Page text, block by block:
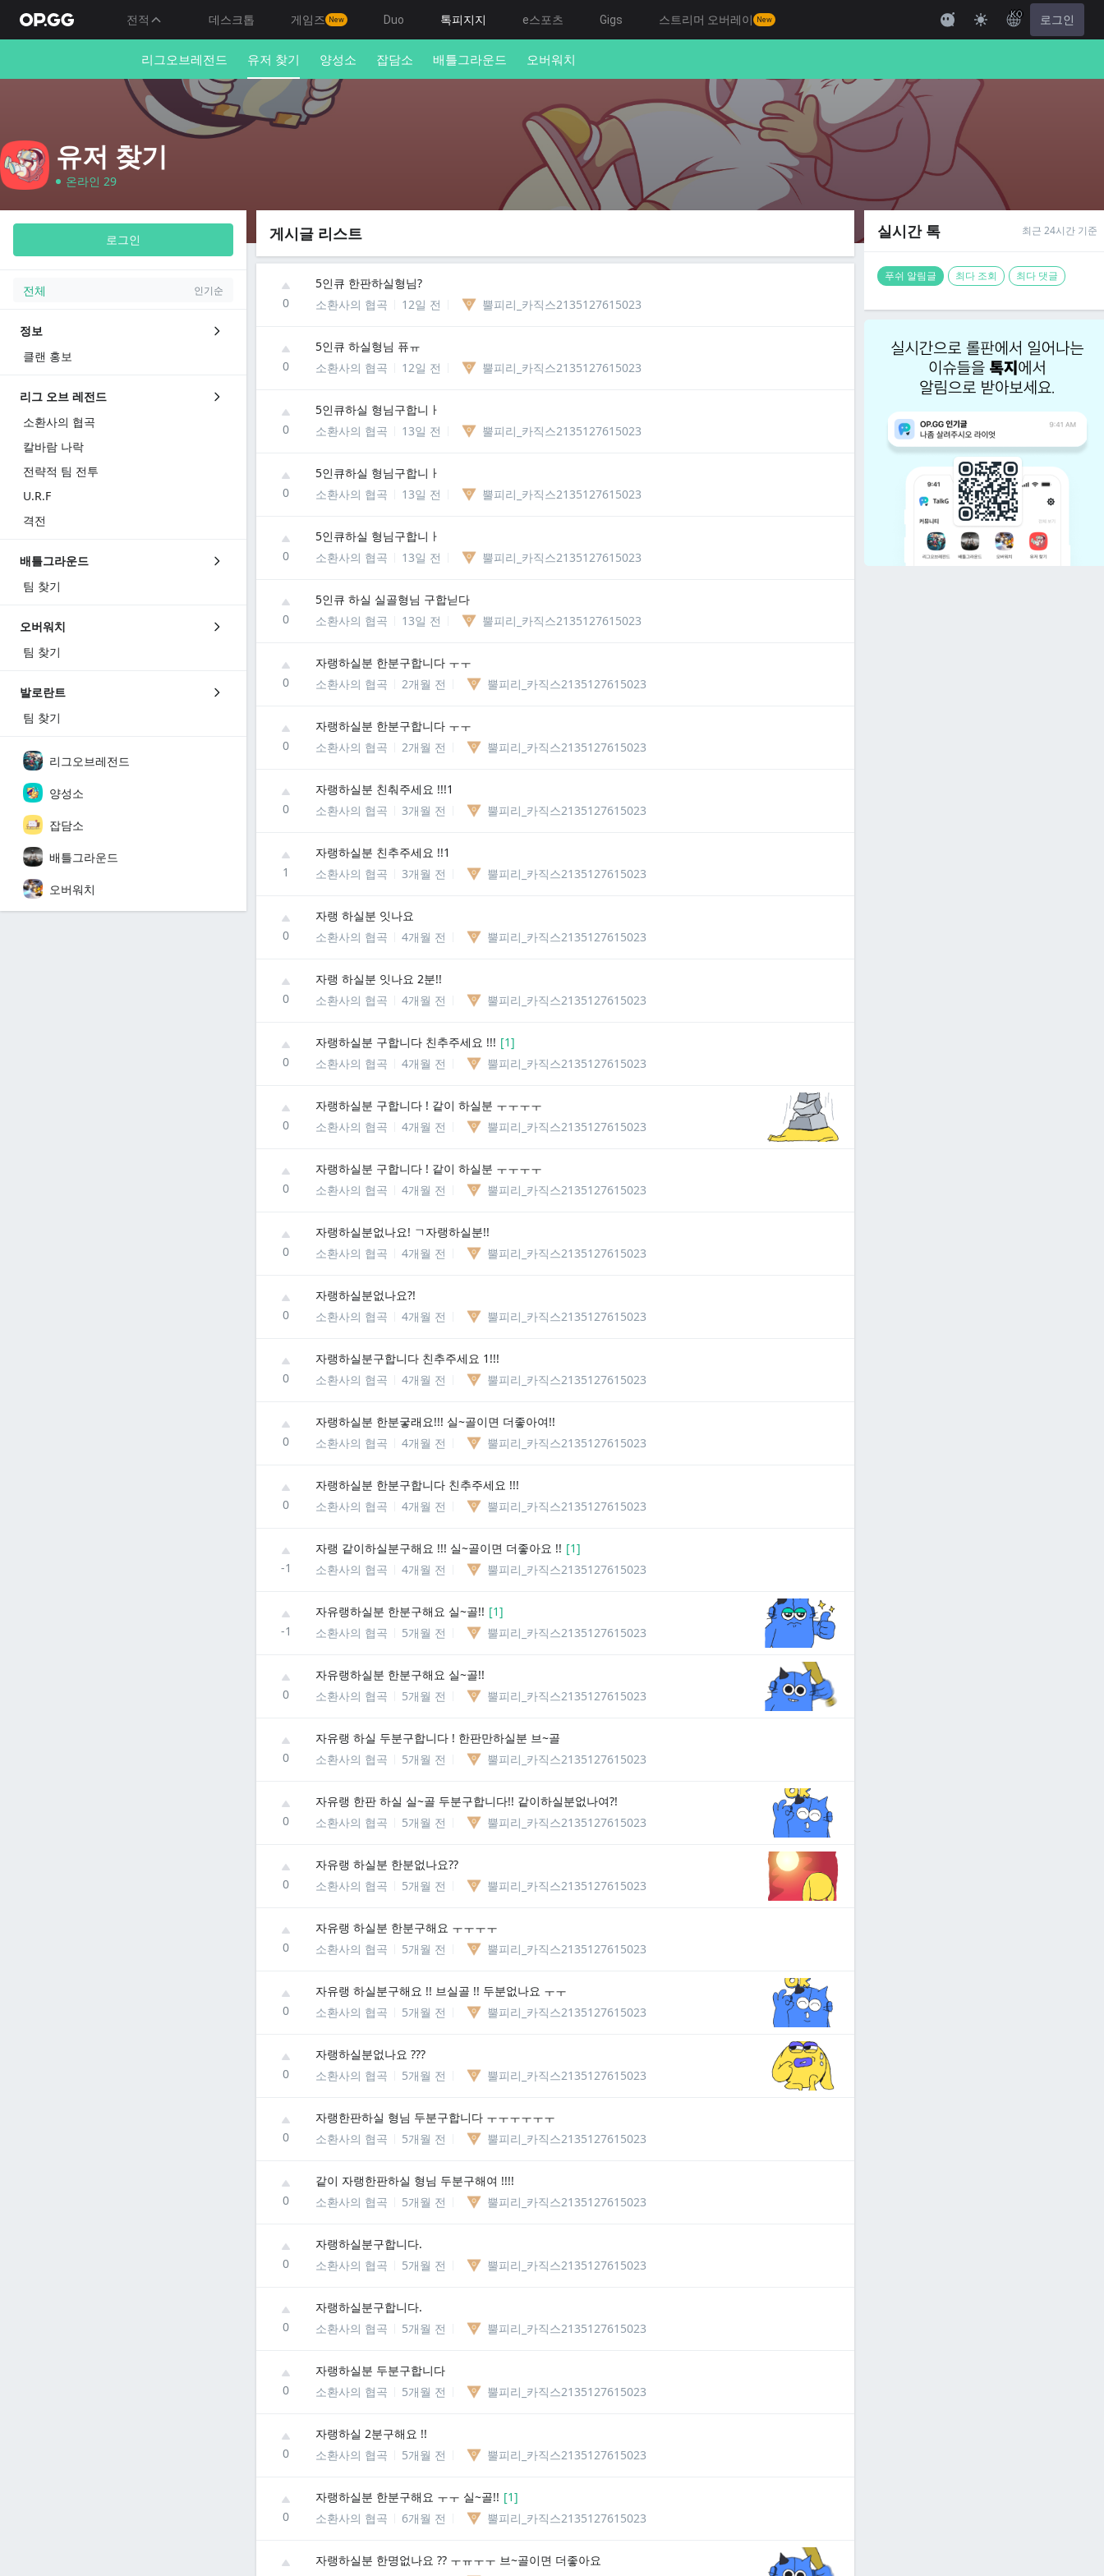
전적 데스크톱 게임즈 New Duo 톡피지지 e스포츠 Gigs 스트리머 오버레이 New
KO 로그인
리그오브레전드 유저 찾기 양성소 잡담소 배틀그라운드 오버워치
유저 찾기
온라인 29
로그인
전체 인기순
정보
클랜 홍보
리그 오브 레전드
소환사의 협곡
칼바람 나락
전략적 팀 전투
U.R.F
격전
배틀그라운드
팀 찾기
오버워치
팀 찾기
발로란트
팀 찾기
리그오브레전드
양성소
잡담소
배틀그라운드
오버워치
게시글 리스트
0
5인큐 한판하실형님?
소환사의 협곡
12일 전 뿔피리_카직스2135127615023
0
5인큐 하실형님 퓨ㅠ
소환사의 협곡
12일 전 뿔피리_카직스2135127615023
0
5인큐하실 형님구합니ㅏ
소환사의 협곡
13일 전 뿔피리_카직스2135127615023
0
5인큐하실 형님구합니ㅏ
소환사의 협곡
13일 전 뿔피리_카직스2135127615023
0
5인큐하실 형님구합니ㅏ
소환사의 협곡
13일 전 뿔피리_카직스2135127615023
0
5인큐 하실 실골형님 구합닏다
소환사의 협곡
13일 전 뿔피리_카직스2135127615023
0
자랭하실분 한분구합니다 ㅜㅜ
소환사의 협곡
2개월 전 뿔피리_카직스2135127615023
0
자랭하실분 한분구합니다 ㅜㅜ
소환사의 협곡
2개월 전 뿔피리_카직스2135127615023
0
자랭하실분 친춰주세요 !!!1
소환사의 협곡
3개월 전 뿔피리_카직스2135127615023
1
자랭하실분 친추주세요 !!1
소환사의 협곡
3개월 전 뿔피리_카직스2135127615023
0
자랭 하실분 잇나요
소환사의 협곡
4개월 전 뿔피리_카직스2135127615023
0
자랭 하실분 잇나요 2분!!
소환사의 협곡
4개월 전 뿔피리_카직스2135127615023
0
자랭하실분 구합니다 친추주세요 !!! [1]
소환사의 협곡
4개월 전 뿔피리_카직스2135127615023
0
자랭하실분 구합니다 ! 같이 하실분 ㅜㅜㅜㅜ
소환사의 협곡
4개월 전 뿔피리_카직스2135127615023
0
자랭하실분 구합니다 ! 같이 하실분 ㅜㅜㅜㅜ
소환사의 협곡
4개월 전 뿔피리_카직스2135127615023
0
자랭하실분없나요! ㄱ자랭하실분!!
소환사의 협곡
4개월 전 뿔피리_카직스2135127615023
0
자랭하실분없나요?!
소환사의 협곡
4개월 전 뿔피리_카직스2135127615023
0
자랭하실분구합니다 친추주세요 1!!!
소환사의 협곡
4개월 전 뿔피리_카직스2135127615023
0
자랭하실분 한분궇래요!!! 실~골이면 더좋아여!!
소환사의 협곡
4개월 전 뿔피리_카직스2135127615023
0
자랭하실분 한분구합니다 친추주세요 !!!
소환사의 협곡
4개월 전 뿔피리_카직스2135127615023
-1
자랭 같이하실분구해요 !!! 실~골이면 더좋아요 !! [1]
소환사의 협곡
4개월 전 뿔피리_카직스2135127615023
-1
자유랭하실분 한분구해요 실~골!! [1]
소환사의 협곡
5개월 전 뿔피리_카직스2135127615023
0
자유랭하실분 한분구해요 실~골!!
소환사의 협곡
5개월 전 뿔피리_카직스2135127615023
0
자유랭 하실 두분구합니다 ! 한판만하실분 브~골
소환사의 협곡
5개월 전 뿔피리_카직스2135127615023
0
자유랭 한판 하실 실~골 두분구합니다!! 같이하실분없나여?!
소환사의 협곡
5개월 전 뿔피리_카직스2135127615023
0
자유랭 하실분 한분없나요??
소환사의 협곡
5개월 전 뿔피리_카직스2135127615023
0
자유랭 하실분 한분구해요 ㅜㅜㅜㅜ
소환사의 협곡
5개월 전 뿔피리_카직스2135127615023
0
자유랭 하실분구해요 !! 브실골 !! 두분없나요 ㅜㅜ
소환사의 협곡
5개월 전 뿔피리_카직스2135127615023
0
자랭하실분없나요 ???
소환사의 협곡
5개월 전 뿔피리_카직스2135127615023
0
자랭한판하실 형님 두분구합니다 ㅜㅜㅜㅜㅜㅜ
소환사의 협곡
5개월 전 뿔피리_카직스2135127615023
0
같이 자랭한판하실 형님 두분구해여 !!!!
소환사의 협곡
5개월 전 뿔피리_카직스2135127615023
0
자랭하실분구합니다.
소환사의 협곡
5개월 전 뿔피리_카직스2135127615023
0
자랭하실분구합니다.
소환사의 협곡
5개월 전 뿔피리_카직스2135127615023
0
자랭하실분 두분구합니다
소환사의 협곡
5개월 전 뿔피리_카직스2135127615023
0
자랭하실 2분구해요 !!
소환사의 협곡
5개월 전 뿔피리_카직스2135127615023
0
자랭하실분 한분구해요 ㅜㅜ 실~골!! [1]
소환사의 협곡
6개월 전 뿔피리_카직스2135127615023
자랭하실분 한명없나요 ?? ㅜㅠㅜㅜ 브~골이면 더좋아요
실시간 톡 최근 24시간 기준
푸쉬 알림글 최다 조회 최다 댓글